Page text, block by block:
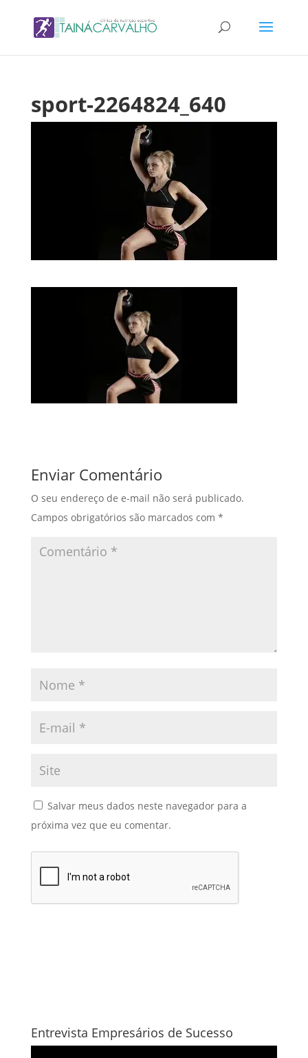
sport-2264824_640
Enviar Comentário
O seu endereço de e-mail não será publicado.
Campos obrigatórios são marcados com *
Salvar meus dados neste navegador para a
próxima vez que eu comentar.
Entrevista Empresários de Sucesso